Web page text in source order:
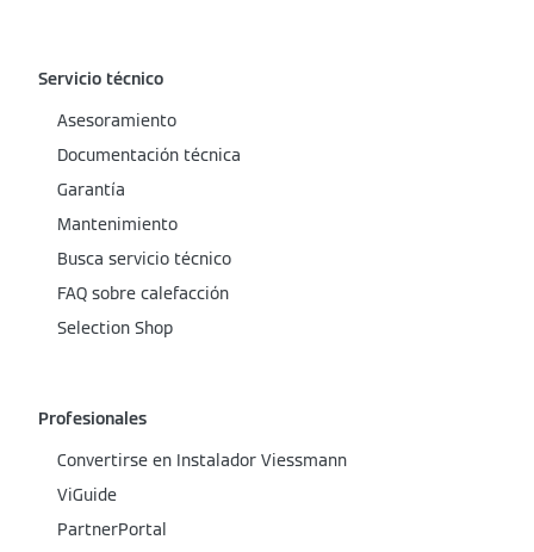
Servicio técnico
Asesoramiento
Documentación técnica
Garantía
Mantenimiento
Busca servicio técnico
FAQ sobre calefacción
Selection Shop
Profesionales
Convertirse en Instalador Viessmann
ViGuide
PartnerPortal